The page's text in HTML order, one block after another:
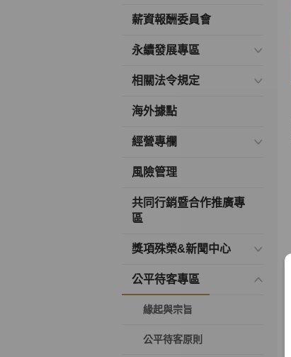
薪資報酬委員會
永續發展專區
相關法令規定
海外據點
經營專欄
風險管理
共同行銷暨合作推廣專
區
獎項殊榮&新聞中心
公平待客專區
緣起與宗旨
公平待客原則